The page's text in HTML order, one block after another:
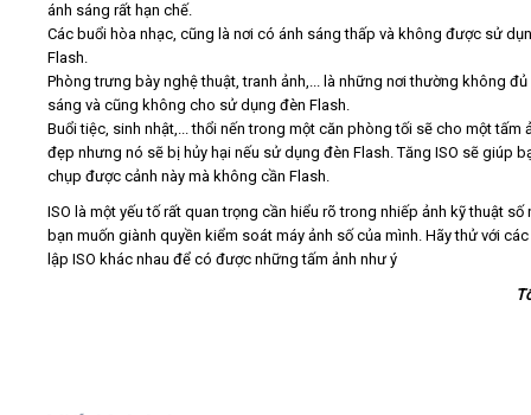
ánh sáng rất hạn chế.
Các buổi hòa nhạc, cũng là nơi có ánh sáng thấp và không được sử
Flash.
Phòng trưng bày nghệ thuật, tranh ảnh,... là những nơi thường không đủ
sáng và cũng không cho sử dụng đèn Flash.
Buổi tiệc, sinh nhật,... thổi nến trong một căn phòng tối sẽ cho một tấm
đẹp nhưng nó sẽ bị hủy hại nếu sử dụng đèn Flash. Tăng ISO sẽ giúp
chụp được cảnh này mà không cần Flash.
ISO là một yếu tố rất quan trọng cần hiểu rõ trong nhiếp ảnh kỹ thuật số
bạn muốn giành quyền kiểm soát máy ảnh số của mình. Hãy thử với
lập ISO khác nhau để có được những tấm ảnh như ý